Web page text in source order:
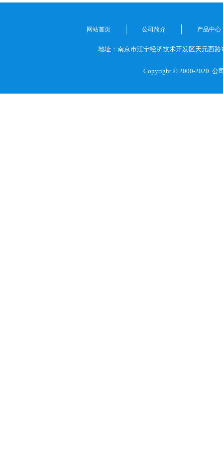
网站首页 公司简介 产品中心
地址：南京市江宁经济技术开发区天元西路
Copyright © 2000-2020 公